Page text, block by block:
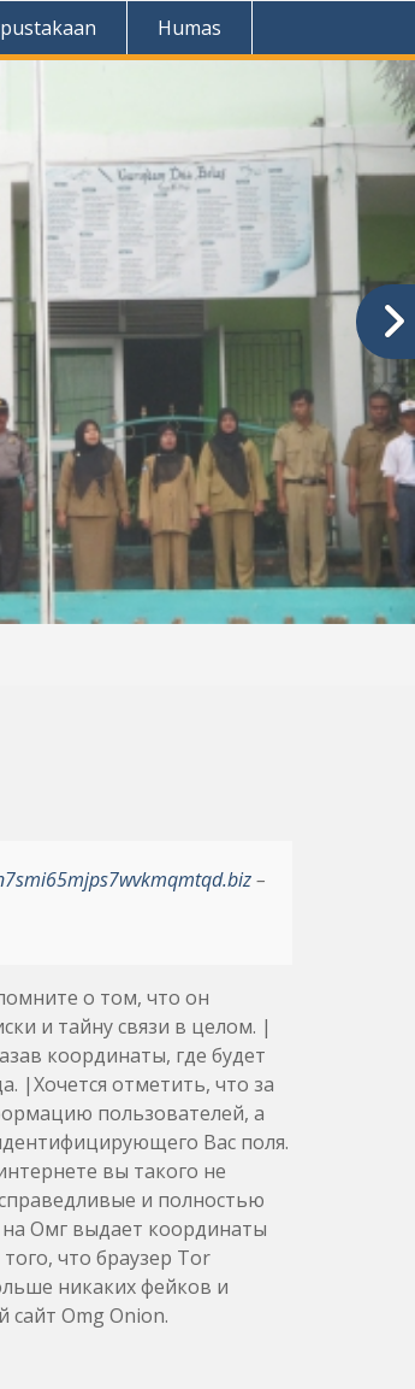
Humas
–
о том, что он
и тайну связи в целом. |
координаты, где будет
|Хочется отметить, что за
пользователей, а
Вас поля.
вы такого не
и полностью
Омг выдает координаты
что браузер Tor
никаких фейков и
Omg Onion.